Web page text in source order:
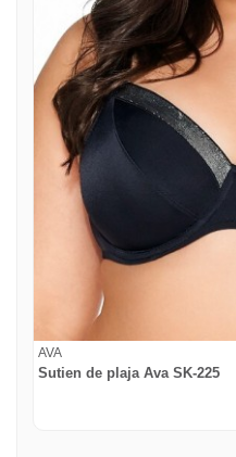
AVA
Sutien de plaja Ava SK-225